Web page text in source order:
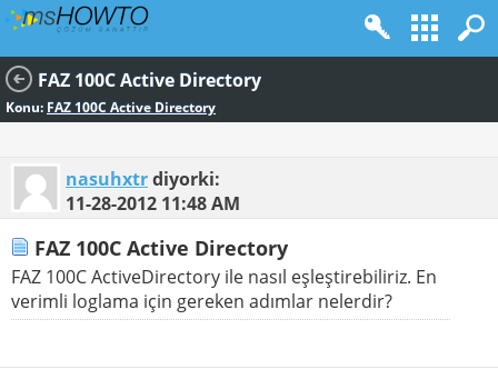
FAZ 100C Active Directory
Konu: FAZ 100C Active Directory
nasuhxtrdiyorki:
11-28-2012 11:48 AM
FAZ 100C Active Directory
FAZ 100C ActiveDirectory ile nasıl eşleştirebiliriz. En
verimli loglama için gereken adımlar nelerdir?